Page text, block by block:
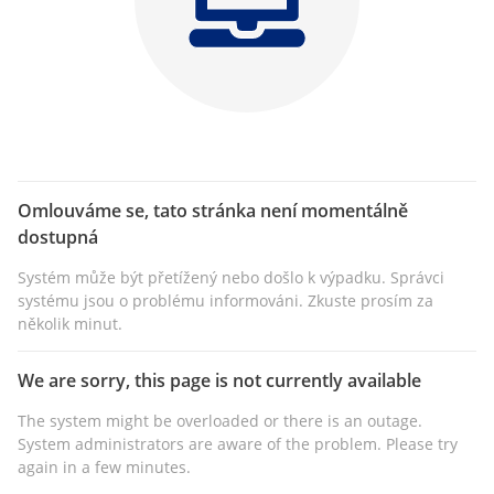
Omlouváme se, tato stránka není momentálně
dostupná
Systém může být přetížený nebo došlo k výpadku. Správci
systému jsou o problému informováni. Zkuste prosím za
několik minut.
We are sorry, this page is not currently available
The system might be overloaded or there is an outage.
System administrators are aware of the problem. Please try
again in a few minutes.